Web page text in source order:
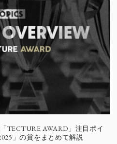
TECTURE AWARD」注目ポイ
」の賞をまとめて解説